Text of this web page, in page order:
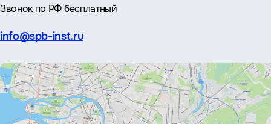
Звонок по РФ бесплатный
Эл.
info@spb-inst.ru